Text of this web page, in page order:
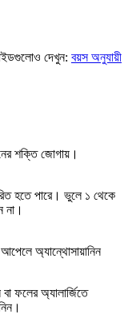
দেখুন: বয়স অনুযায়ী
শক্তি জোগায়।
হতে পারে। ভুলে ১ থেকে
না।
অ্যান্থোসায়ানিন
ফলের অ্যালার্জিতে